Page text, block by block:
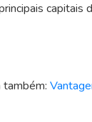
capitais
também: